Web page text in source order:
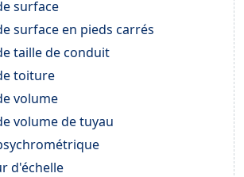
surface
surface en pieds carrés
taille de conduit
toiture
volume
volume de tuyau
d'échelle